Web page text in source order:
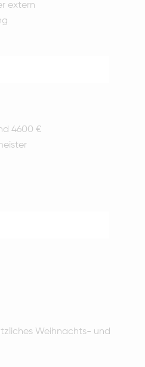
extern
4600 €
Weihnachts- und